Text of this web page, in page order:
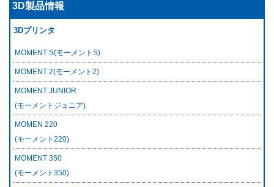
3D製品情報
3Dプリンタ
MOMENT S(モーメントS)
MOMENT 2(モーメント2)
MOMENT JUNIOR
(モーメントジュニア)
MOMEN 220
(モーメント220)
MOMENT 350
(モーメント350)